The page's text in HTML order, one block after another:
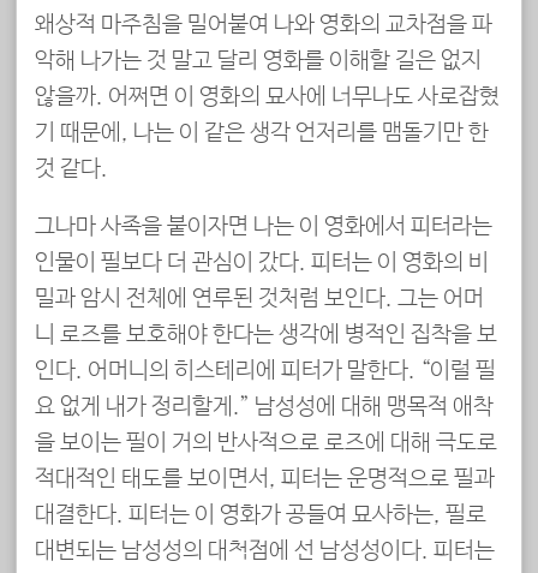
왜상적 마주침을 밀어붙여 나와 영화의 교차점을 파
악해 나가는 것 말고 달리 영화를 이해할 길은 없지
않을까. 어쩌면 이 영화의 묘사에 너무나도 사로잡혔
기 때문에, 나는 이 같은 생각 언저리를 맴돌기만 한
것 같다.
그나마 사족을 붙이자면 나는 이 영화에서 피터라는
인물이 필보다 더 관심이 갔다. 피터는 이 영화의 비
밀과 암시 전체에 연루된 것처럼 보인다. 그는 어머
니 로즈를 보호해야 한다는 생각에 병적인 집착을 보
인다. 어머니의 히스테리에 피터가 말한다. “이럴 필
요 없게 내가 정리할게.” 남성성에 대해 맹목적 애착
을 보이는 필이 거의 반사적으로 로즈에 대해 극도로
적대적인 태도를 보이면서, 피터는 운명적으로 필과
대결한다. 피터는 이 영화가 공들여 묘사하는, 필로
대변되는 남성성의 대척점에 선 남성성이다. 피터는